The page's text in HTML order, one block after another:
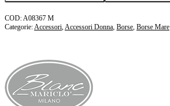
A08367 M
Categorie: Accessori Accessori Donna Borse Borse Mare